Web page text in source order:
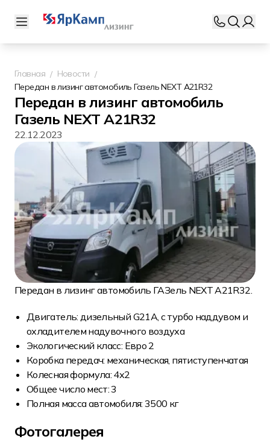
Главная
Новости
Передан в лизинг автомобиль Газель NEXT A21R32
Передан в лизинг автомобиль
Газель NEXT A21R32
22.12.2023
Передан в лизинг автомобиль ГАЗель NEXT A21R32.
Двигатель: дизельный G21A, с турбо наддувом и
охладителем надувочного воздуха
Экологический класс: Евро 2
Коробка передач: механическая, пятиступенчатая
Колесная формула: 4х2
Общее число мест: 3
Полная масса автомобиля: 3500 кг
Фотогалерея